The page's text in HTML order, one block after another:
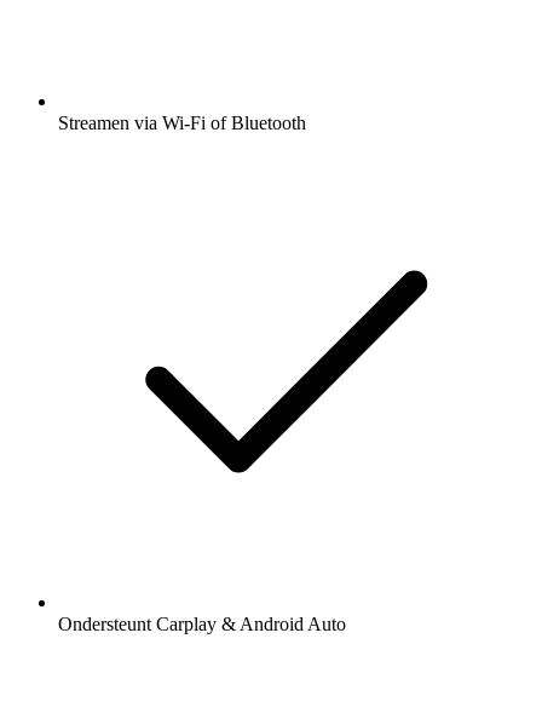
Streamen via Wi-Fi of Bluetooth
Ondersteunt Carplay & Android Auto